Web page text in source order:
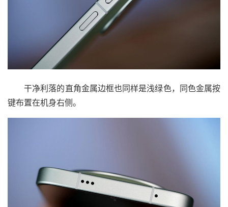
干净利落的直角金属边框也同样是浅绿色，同色金属按
键布置在机身右侧。